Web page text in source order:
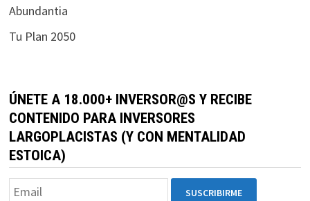
Abundantia
Tu Plan 2050
ÚNETE A 18.000+ INVERSOR@S Y RECIBE
CONTENIDO PARA INVERSORES
LARGOPLACISTAS (Y CON MENTALIDAD
ESTOICA)
funcione lo
mejor posible
cookies,
algunas
funcionalidades
desaparecerán
de la web.